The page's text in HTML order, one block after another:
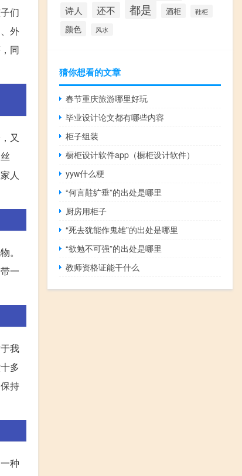
们
外
同
又
人
。
一
我
多
持
种
诗人 还不 都是 酒柜 鞋柜
颜色 风水
猜你想看的文章
春节重庆旅游哪里好玩
毕业设计论文都有哪些内容
柜子组装
橱柜设计软件app（橱柜设计软件）
yyw什么梗
“何言黈纩垂”的出处是哪里
厨房用柜子
“死去犹能作鬼雄”的出处是哪里
“欲勉不可强”的出处是哪里
教师资格证能干什么